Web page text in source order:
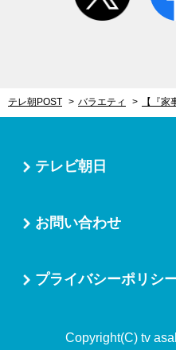
テレ朝POST バラエティ
テレビ朝日
お問い合わせ
プライバシーポリシ
Copyright(C) tv